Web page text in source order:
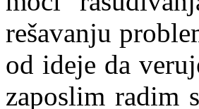
rešavanju
od ideje da
zaposlim radim